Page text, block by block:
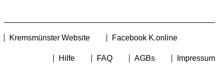
Kremsmünster Website Facebook K.online
Hilfe FAQ AGBs Impressum